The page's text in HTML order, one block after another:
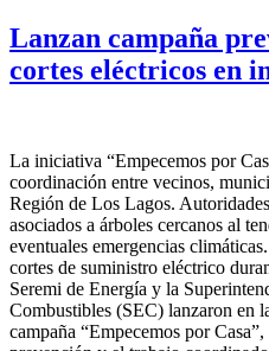
Lanzan campaña
cortes eléctricos en
La iniciativa “Empecemos por
coordinación entre vecinos,
Región de Los Lagos.
asociados a árboles cercanos al
eventuales emergencias
cortes de suministro eléctrico
Seremi de Energía y la
Combustibles (SEC) lanzaron en
campaña “Empecemos por